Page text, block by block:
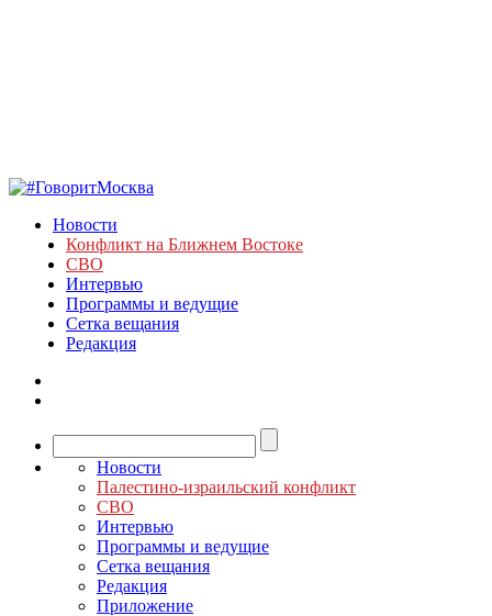
Новости
Конфликт на Ближнем Востоке
СВО
Интервью
Программы и ведущие
Сетка вещания
Редакция
Новости
Палестино-израильский конфликт
СВО
Интервью
Программы и ведущие
Сетка вещания
Редакция
Приложение